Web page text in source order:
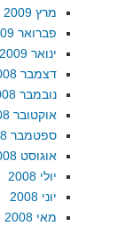
מרץ 2009
פברואר 2009
ינואר 2009
דצמבר 2008
נובמבר 2008
אוקטובר 2008
ספטמבר 2008
אוגוסט 2008
יולי 2008
יוני 2008
מאי 2008